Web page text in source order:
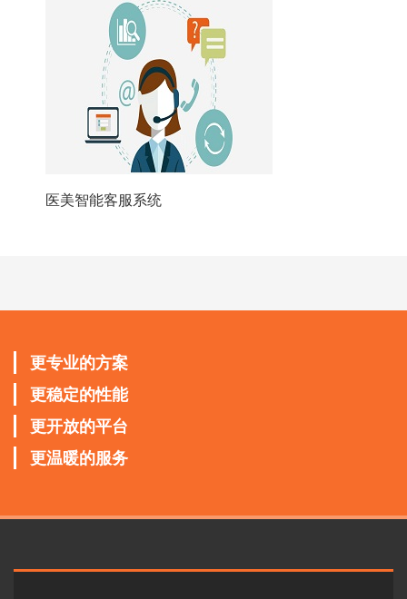
医美智能客服系统
更专业的方案
更稳定的性能
更开放的平台
更温暖的服务